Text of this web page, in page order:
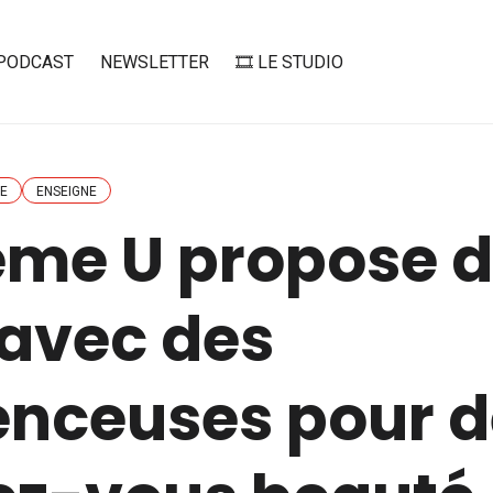
NEWSLETTER 🎞️ LE STUDIO
ENSEIGNE
U propose
des
pour